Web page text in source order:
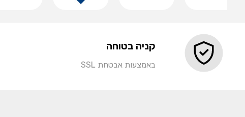
קניה בטוחה
באמצעות אבטחת SSL